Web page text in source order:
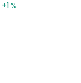
+1 %